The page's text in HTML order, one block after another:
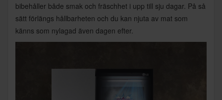
bibehåller både smak och fräschhet i upp till sju dagar. På så
sätt förlängs hållbarheten och du kan njuta av mat som
känns som nylagad även dagen efter.